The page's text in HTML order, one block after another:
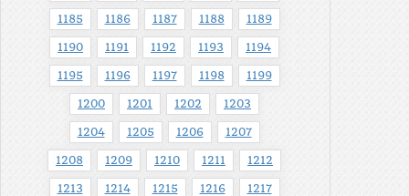
1185 1186 1187 1188 1189
1190 1191 1192 1193 1194
1195 1196 1197 1198 1199
1200 1201 1202 1203
1204 1205 1206 1207
1208 1209 1210 1211 1212
1213 1214 1215 1216 1217